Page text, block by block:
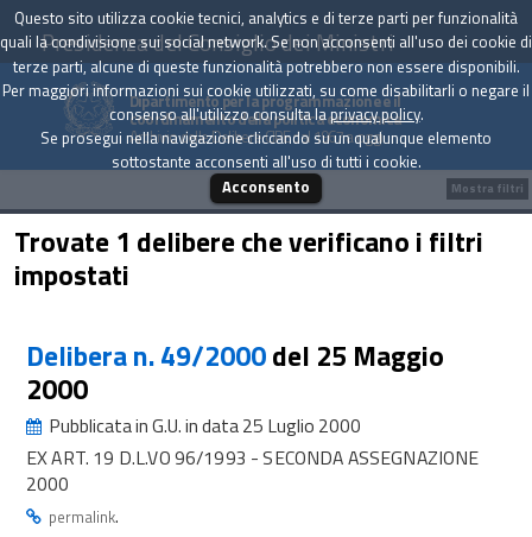
Presidenza del Consiglio dei Ministri
Dipartimento per la programmazione e il
coordinamento della politica economica
Archivio delle Delibere CIPE dal 1967 a oggi
Trovate 1 delibere che verificano i filtri
impostati
Delibera n. 49/2000del 25 Maggio
2000
Pubblicata in G.U. in data 25 Luglio 2000
EX ART. 19 D.L.VO 96/1993 - SECONDA ASSEGNAZIONE
2000
permalink.
Mostra filtri
Questo sito utilizza cookie tecnici, analytics e di terze parti per funzionalità
quali la condivisione sui social network. Se non acconsenti all'uso dei cookie di
terze parti, alcune di queste funzionalità potrebbero non essere disponibili.
Per maggiori informazioni sui cookie utilizzati, su come disabilitarli o negare il
consenso all'utilizzo consulta laprivacy policy.
Se prosegui nella navigazione cliccando su un qualunque elemento
sottostante acconsenti all'uso di tutti i cookie.
Acconsento